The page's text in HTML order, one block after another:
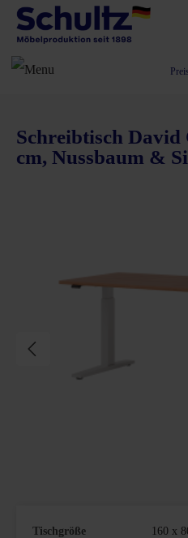
Schreibtisch David
cm, Nussbaum &
Tischgröße
160 x